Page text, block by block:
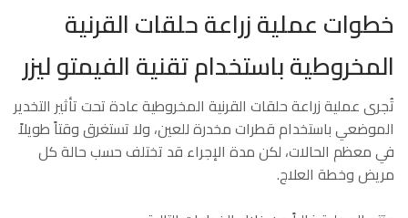
خطوات عملية زراعة حلقات القرنية
المخروطية باستخدام تقنية الفيمتو ليزر
تُجرى عملية زراعة حلقات القرنية المخروطية عادة تحت تأثير التخدير
الموضعي باستخدام قطرات مخدرة للعين، ولا تستغرق وقتاً طويلاً
في معظم الحالات، لكن مدة الإجراء قد تختلف حسب حالة كل
مريض وخطة العلاج.